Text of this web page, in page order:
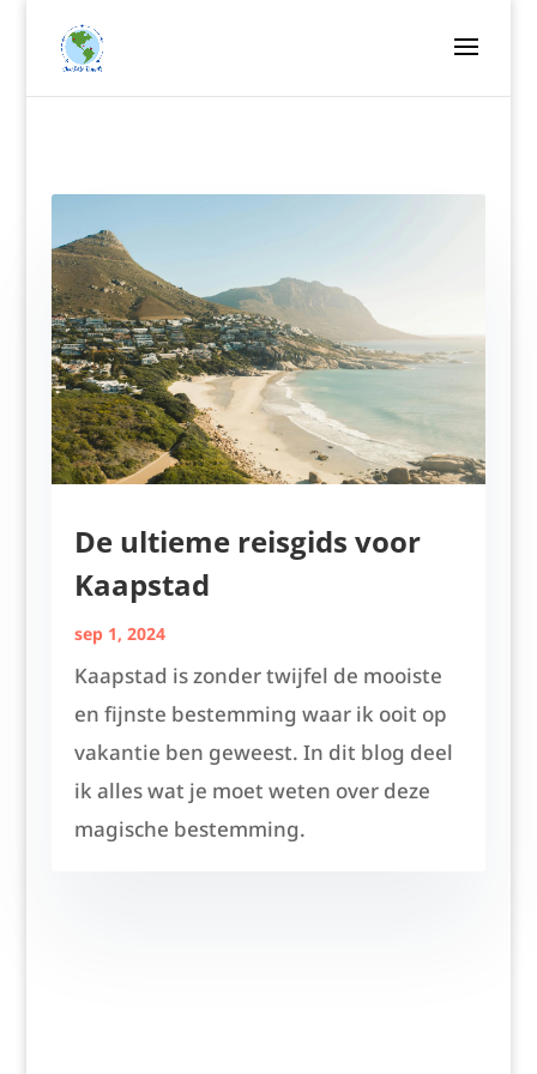
De ultieme reisgids voor
Kaapstad
sep 1, 2024
Kaapstad is zonder twijfel de mooiste
en fijnste bestemming waar ik ooit op
vakantie ben geweest. In dit blog deel
ik alles wat je moet weten over deze
magische bestemming.